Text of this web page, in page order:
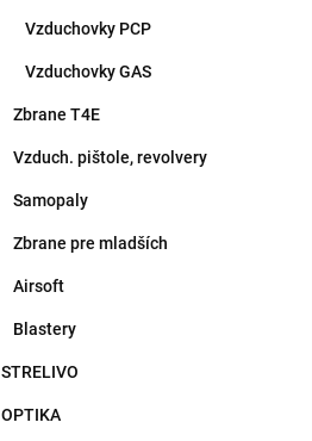
Vzduchovky PCP
Vzduchovky GAS
Zbrane T4E
Vzduch. pištole, revolvery
Samopaly
Zbrane pre mladších
Airsoft
Blastery
STRELIVO
OPTIKA